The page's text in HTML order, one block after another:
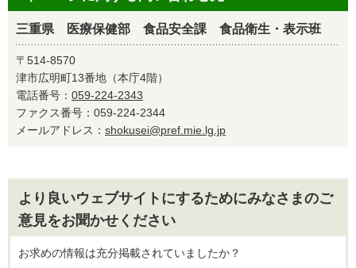
三重県 医療保健部 食品安全課 食品衛生・表示班
〒514-8570
津市広明町13番地（本庁4階）
電話番号： 059-224-2343
ファクス番号：059-224-2344
メールアドレス： shokusei@pref.mie.lg.jp
より良いウェブサイトにするためにみなさまのご
意見をお聞かせください
お求めの情報は充分掲載されていましたか？